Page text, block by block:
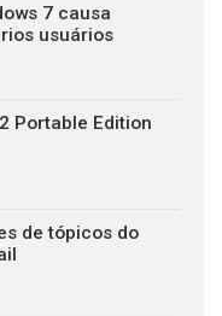
7 causa
usuários
Portable Edition
de tópicos do